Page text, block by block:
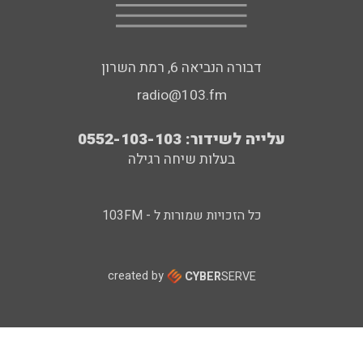
דבורה הנביאה 6, רמת השרון
radio@103.fm
עלייה לשידור: 0552-103-103
בעלות שיחה רגילה
כל הזכויות שמורות ל - 103FM
created by CYBERSERVE